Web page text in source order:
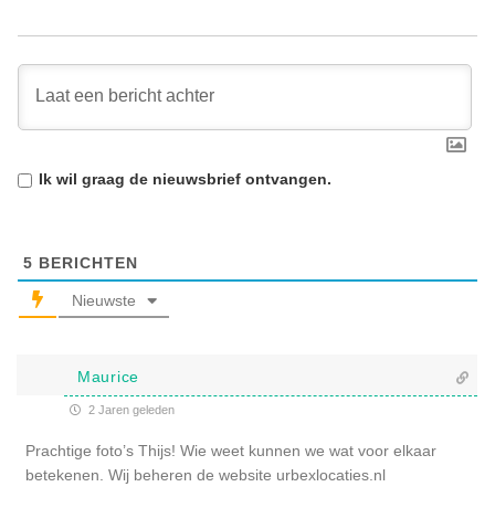
Ik wil graag de nieuwsbrief ontvangen.
5 BERICHTEN
Nieuwste
Maurice
2 Jaren geleden
Prachtige foto’s Thijs! Wie weet kunnen we wat voor elkaar
betekenen. Wij beheren de website urbexlocaties.nl